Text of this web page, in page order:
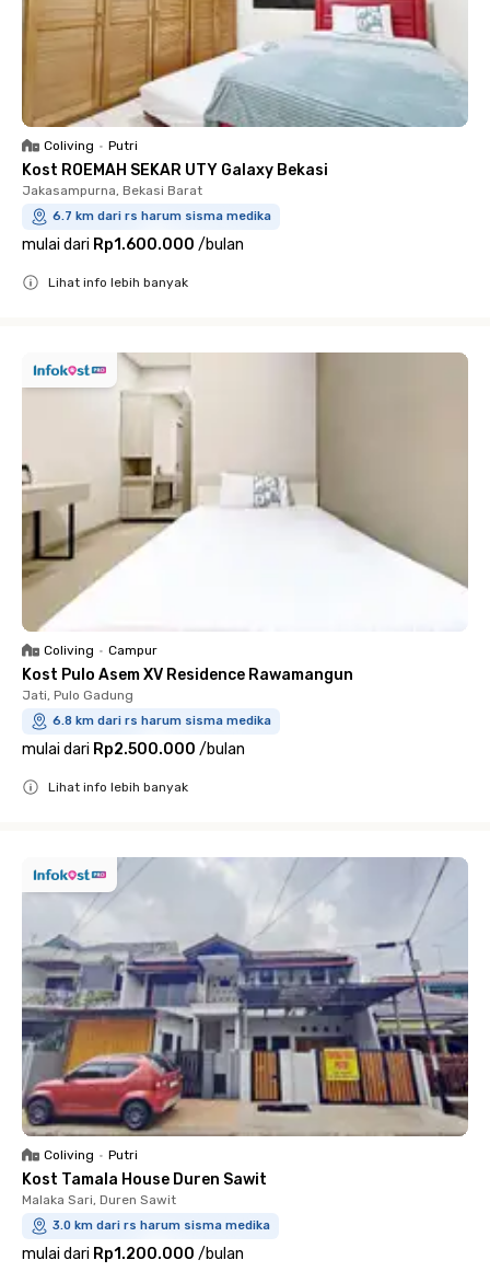
Coliving • Putri
Kost ROEMAH SEKAR UTY Galaxy Bekasi
Jakasampurna, Bekasi Barat
6.7 km dari rs harum sisma medika
mulai dari Rp1.600.000 /bulan
Lihat info lebih banyak
Coliving • Campur
Kost Pulo Asem XV Residence Rawamangun
Jati, Pulo Gadung
6.8 km dari rs harum sisma medika
mulai dari Rp2.500.000 /bulan
Lihat info lebih banyak
Coliving • Putri
Kost Tamala House Duren Sawit
Malaka Sari, Duren Sawit
3.0 km dari rs harum sisma medika
mulai dari Rp1.200.000 /bulan